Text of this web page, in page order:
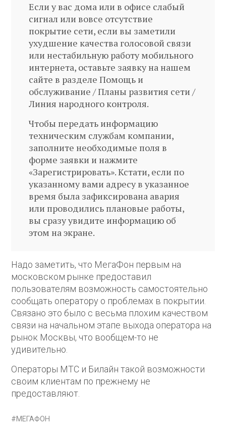
Если у вас дома или в офисе слабый
сигнал или вовсе отсутствие
покрытие сети, если вы заметили
ухудшение качества голосовой связи
или нестабильную работу мобильного
интернета, оставьте заявку на нашем
сайте в разделе Помощь и
обслуживание / Планы развития сети /
Линия народного контроля.
Чтобы передать информацию
техническим службам компании,
заполните необходимые поля в
форме заявки и нажмите
«Зарегистрировать». Кстати, если по
указанному вами адресу в указанное
время была зафиксирована авария
или проводились плановые работы,
вы сразу увидите информацию об
этом на экране.
Надо заметить, что МегаФон первым на
московском рынке предоставил
пользователям возможность самостоятельно
сообщать оператору о проблемах в покрытии.
Связано это было с весьма плохим качеством
связи на начальном этапе выхода оператора на
рынок Москвы, что вообщем-то не
удивительно.
Операторы МТС и Билайн такой возможности
своим клиентам по прежнему не
предоставляют.
МЕГАФОН